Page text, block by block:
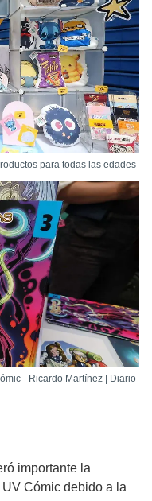
para todas las edades
- Ricardo Martínez | Diario
importante la
Cómic debido a la